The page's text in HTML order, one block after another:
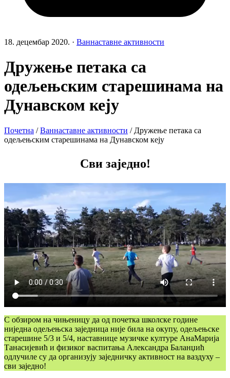
18. децембар 2020. · Ваннаставне активности
Дружење петака са
одељењским старешинама на
Дунавском кеју
Почетна / Ваннаставне активности / Дружење петака са
одељењским старешинама на Дунавском кеју
Сви заједно!
С обзиром на чињеницу да од почетка школске године
ниједна одељењска заједница није била на окупу, одељењске
старешине 5/3 и 5/4, наставнице музичке културе АнаМарија
Танасијевић и физиког васпитања Александра Баланџић
одлучиле су да организују заједничку активност на ваздуху –
сви заједно!